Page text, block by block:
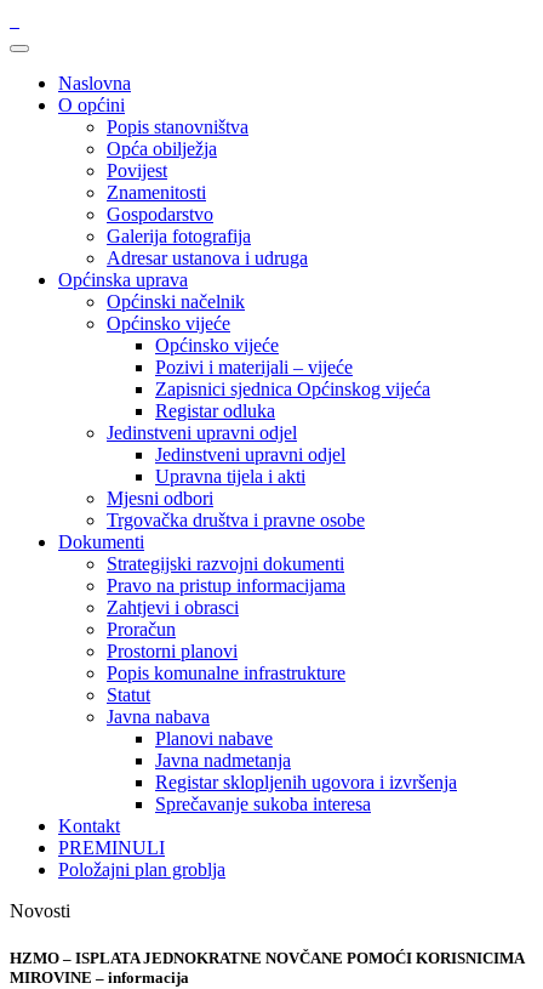
Naslovna
O općini
Popis stanovništva
Opća obilježja
Povijest
Znamenitosti
Gospodarstvo
Galerija fotografija
Adresar ustanova i udruga
Općinska uprava
Općinski načelnik
Općinsko vijeće
Općinsko vijeće
Pozivi i materijali – vijeće
Zapisnici sjednica Općinskog vijeća
Registar odluka
Jedinstveni upravni odjel
Jedinstveni upravni odjel
Upravna tijela i akti
Mjesni odbori
Trgovačka društva i pravne osobe
Dokumenti
Strategijski razvojni dokumenti
Pravo na pristup informacijama
Zahtjevi i obrasci
Proračun
Prostorni planovi
Popis komunalne infrastrukture
Statut
Javna nabava
Planovi nabave
Javna nadmetanja
Registar sklopljenih ugovora i izvršenja
Sprečavanje sukoba interesa
Kontakt
PREMINULI
Položajni plan groblja
Novosti
HZMO – ISPLATA JEDNOKRATNE NOVČANE POMOĆI KORISNICIMA
MIROVINE – informacija